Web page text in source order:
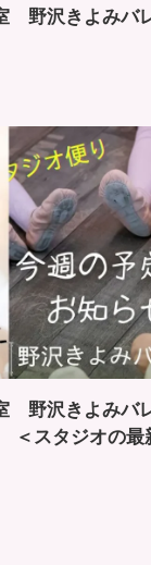
野沢きよみバ
野沢きよみバ
スタジオの最